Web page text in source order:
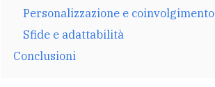
Personalizzazione e
Sfide e adattabilità
Conclusioni